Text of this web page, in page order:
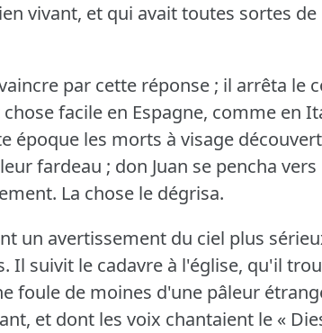
vivant, et qui avait toutes sortes
par cette réponse ; il arrêta le
chose facile en Espagne, comme en
époque les morts à visage
fardeau ; don Juan se pencha vers
La chose le dégrisa.
un avertissement du ciel plus
Il suivit le cadavre à l'église, qu'il
foule de moines d'une pâleur
et dont les voix chantaient le «